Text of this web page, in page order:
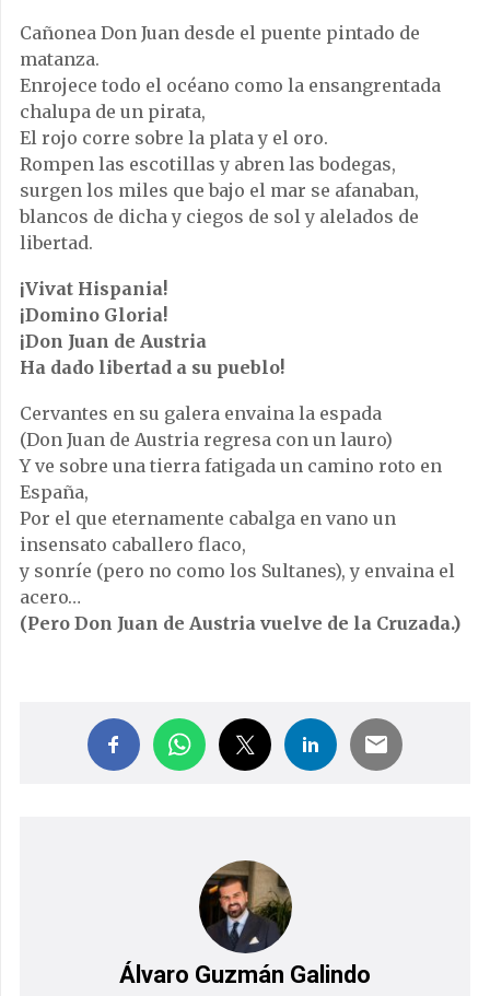
Cañonea Don Juan desde el puente pintado de
matanza.
Enrojece todo el océano como la ensangrentada
chalupa de un pirata,
El rojo corre sobre la plata y el oro.
Rompen las escotillas y abren las bodegas,
surgen los miles que bajo el mar se afanaban,
blancos de dicha y ciegos de sol y alelados de
libertad.
¡Vivat Hispania!
¡Domino Gloria!
¡Don Juan de Austria
Ha dado libertad a su pueblo!
Cervantes en su galera envaina la espada
(Don Juan de Austria regresa con un lauro)
Y ve sobre una tierra fatigada un camino roto en
España,
Por el que eternamente cabalga en vano un
insensato caballero flaco,
y sonríe (pero no como los Sultanes), y envaina el
acero…
(Pero Don Juan de Austria vuelve de la Cruzada.)
Álvaro Guzmán Galindo